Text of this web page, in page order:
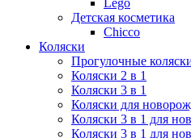
Lego
Детская косметика
Chicco
Коляски
Прогулочные
Коляски 2 в 1
Коляски 3 в 1
Коляски для
Коляски 3 в 1 для
Коляски 3 в 1 для